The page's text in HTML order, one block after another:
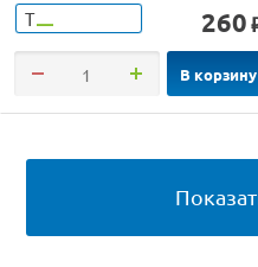
Т 260
В корзину